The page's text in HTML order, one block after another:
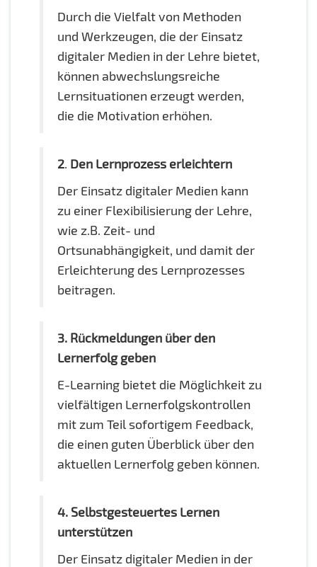
Durch die Vielfalt von Methoden
und Werkzeugen, die der Einsatz
digitaler Medien in der Lehre bietet,
können abwechslungsreiche
Lernsituationen erzeugt werden,
die die Motivation erhöhen.
2. Den Lernprozess erleichtern
Der Einsatz digitaler Medien kann
zu einer Flexibilisierung der Lehre,
wie z.B. Zeit- und
Ortsunabhängigkeit, und damit der
Erleichterung des Lernprozesses
beitragen.
3. Rückmeldungen über den
Lernerfolg geben
E-Learning bietet die Möglichkeit zu
vielfältigen Lernerfolgskontrollen
mit zum Teil sofortigem Feedback,
die einen guten Überblick über den
aktuellen Lernerfolg geben können.
4. Selbstgesteuertes Lernen
unterstützen
Der Einsatz digitaler Medien in der